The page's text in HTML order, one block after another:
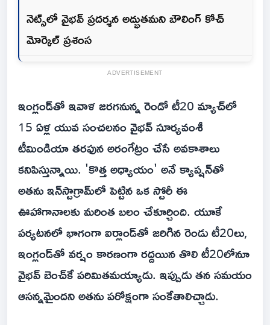
నెట్స్‌లో వైభవ్ ప్రదర్శన అద్భుతమని బౌలింగ్ కోచ్
మోర్కెల్ ప్రశంస
ADVERTISEMENT
ఇంగ్లండ్‌తో ఇవాళ జరగనున్న రెండో టీ20 మ్యాచ్‌లో
15 ఏళ్ల యువ సంచలనం వైభవ్ సూర్యవంశీ
టీమిండియా తరఫున అరంగేట్రం చేసే అవకాశాలు
కనిపిస్తున్నాయి. 'కొత్త అధ్యాయం' అనే క్యాప్షన్‌తో
అతను ఇన్‌స్టాగ్రామ్‌లో పెట్టిన ఒక స్టోరీ ఈ
ఊహాగానాలకు మరింత బలం చేకూర్చింది. యూకే
పర్యటనలో భాగంగా ఐర్లాండ్‌తో జరిగిన రెండు టీ20లు,
ఇంగ్లండ్‌తో వర్షం కారణంగా రద్దయిన తొలి టీ20లోనూ
వైభవ్ బెంచ్‌కే పరిమితమయ్యాడు. ఇప్పుడు తన సమయం
ఆసన్నమైందని అతను పరోక్షంగా సంకేతాలిచ్చాడు.